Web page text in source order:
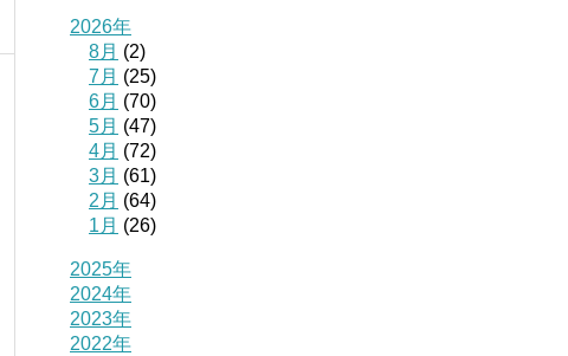
2026年
8月 (2)
7月 (25)
6月 (70)
5月 (47)
4月 (72)
3月 (61)
2月 (64)
1月 (26)
2025年
2024年
2023年
2022年